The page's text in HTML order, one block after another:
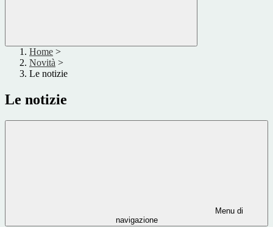
Home >
Novità >
Le notizie
Le notizie
Menu di
navigazione